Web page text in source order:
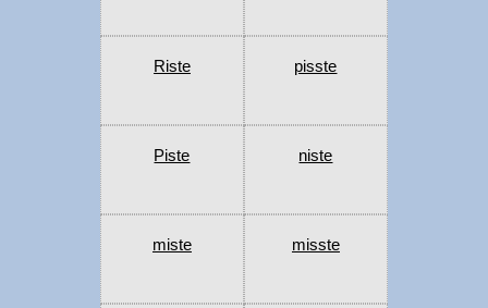
Riste pisste
Piste niste
miste misste